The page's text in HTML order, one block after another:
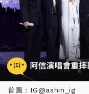
首圖：IG@ashin_ig